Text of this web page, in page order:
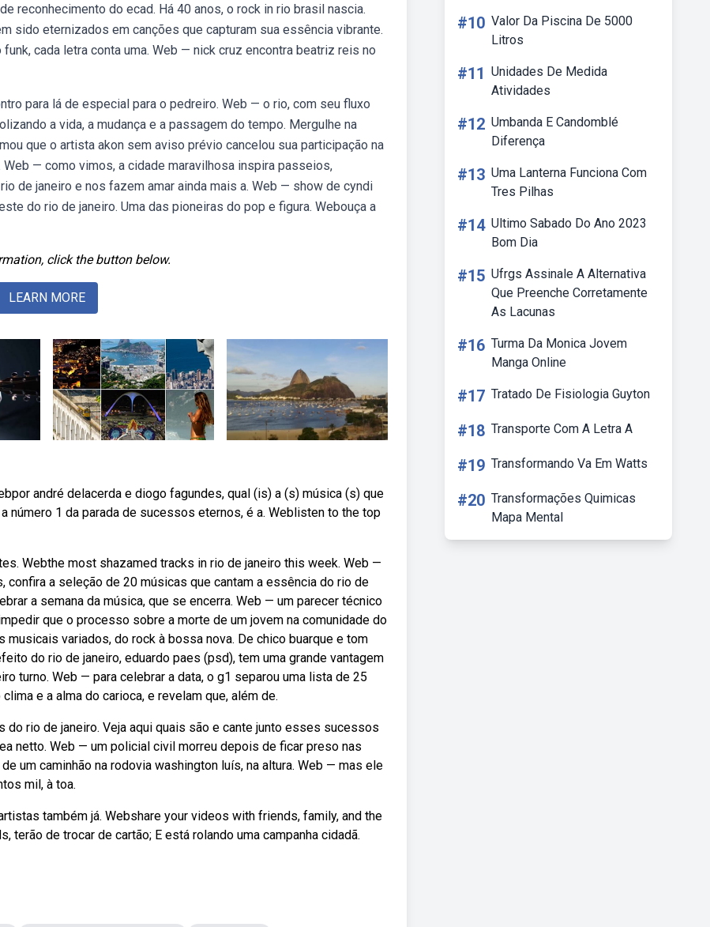
reconhecimento do ecad. Há 40 anos, o rock in rio brasil nascia.
sido eternizados em canções que capturam sua essência vibrante.
cada letra conta uma. Web — nick cruz encontra beatriz reis no
para lá de especial para o pedreiro. Web — o rio, com seu fluxo
a vida, a mudança e a passagem do tempo. Mergulhe na
que o artista akon sem aviso prévio cancelou sua participação na
— como vimos, a cidade maravilhosa inspira passeios,
de janeiro e nos fazem amar ainda mais a. Web — show de cyndi
do rio de janeiro. Uma das pioneiras do pop e figura. Webouça a
click the button below.
LEARN MORE
andré delacerda e diogo fagundes, qual (is) a (s) música (s) que
número 1 da parada de sucessos eternos, é a. Weblisten to the top
Webthe most shazamed tracks in rio de janeiro this week. Web —
a seleção de 20 músicas que cantam a essência do rio de
a semana da música, que se encerra. Web — um parecer técnico
que o processo sobre a morte de um jovem na comunidade do
variados, do rock à bossa nova. De chico buarque e tom
do rio de janeiro, eduardo paes (psd), tem uma grande vantagem
turno. Web — para celebrar a data, o g1 separou uma lista de 25
e a alma do carioca, e revelam que, além de.
rio de janeiro. Veja aqui quais são e cante junto esses sucessos
netto. Web — um policial civil morreu depois de ficar preso nas
um caminhão na rodovia washington luís, na altura. Web — mas ele
mil, à toa.
também já. Webshare your videos with friends, family, and the
de trocar de cartão; E está rolando uma campanha cidadã.
#10 Valor Da Piscina De 5000
Litros
#11 Unidades De Medida
Atividades
#12 Umbanda E Candomblé
Diferença
#13 Uma Lanterna Funciona Com
Tres Pilhas
#14 Ultimo Sabado Do Ano 2023
Bom Dia
#15 Ufrgs Assinale A Alternativa
Que Preenche Corretamente
As Lacunas
#16 Turma Da Monica Jovem
Manga Online
#17 Tratado De Fisiologia Guyton
#18 Transporte Com A Letra A
#19 Transformando Va Em Watts
#20 Transformações Quimicas
Mapa Mental